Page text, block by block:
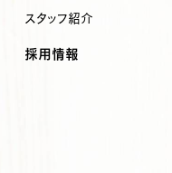
スタッフ紹介
採用情報